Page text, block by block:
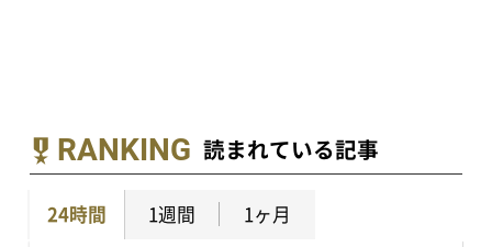
RANKING 読まれている記事
24時間 1週間 1ヶ月